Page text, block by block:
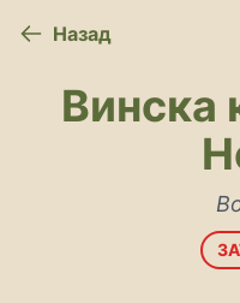
Назад
Винска